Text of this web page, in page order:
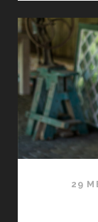
29